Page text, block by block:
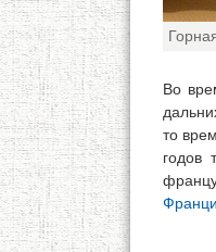
Во
то
годов